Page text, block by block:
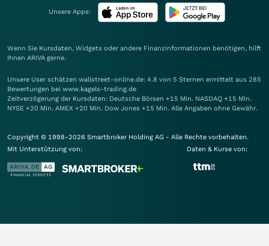
Unsere Apps:
Wenn Sie Kursdaten, Widgets oder andere Finanzinformationen benötigen, hilft
Ihnen ARIVA gerne.
Unsere User schätzen wallstreet-online.de: 4.8 von 5 Sternen ermittelt aus 285
Bewertungen bei www.kagels-trading.de
Zeitverzögerung der Kursdaten: Deutsche Börsen +15 Min. NASDAQ +15 Min.
NYSE +20 Min. AMEX +20 Min. Dow Jones +15 Min. Alle Angaben ohne Gewähr.
Copyright © 1998-2026 Smartbroker Holding AG - Alle Rechte vorbehalten.
Mit Unterstützung von:
Daten & Kurse von: